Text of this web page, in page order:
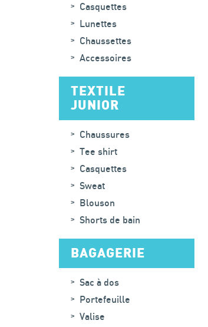
Casquettes
Lunettes
Chaussettes
Accessoires
TEXTILE
JUNIOR
Chaussures
Tee shirt
Casquettes
Sweat
Blouson
Shorts de bain
BAGAGERIE
Sac à dos
Portefeuille
Valise